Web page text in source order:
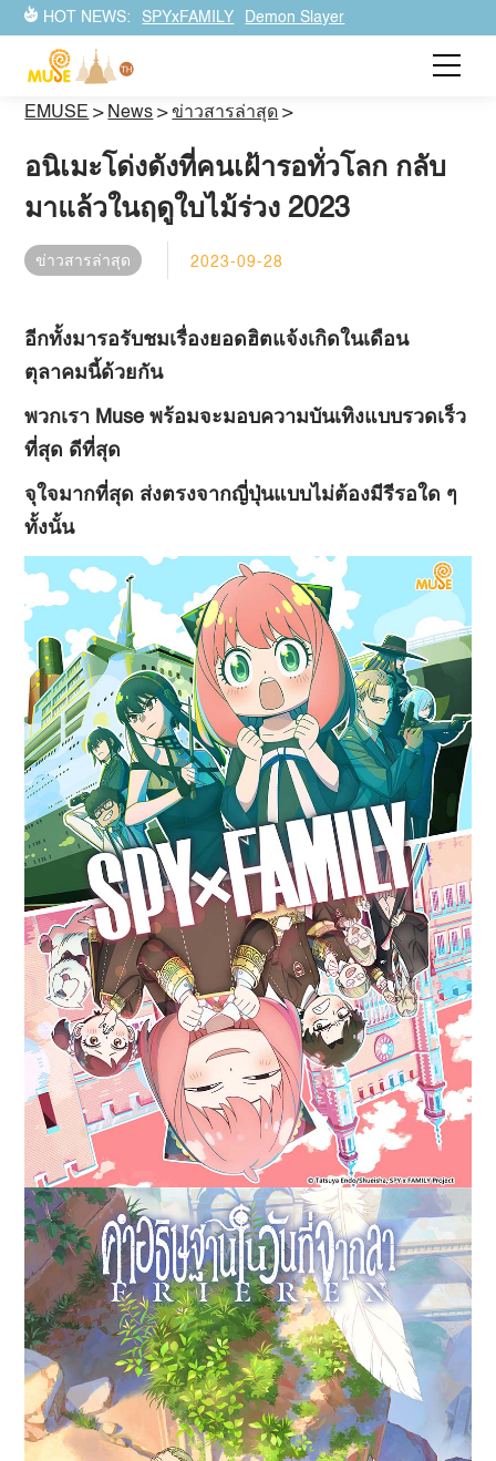
HOT NEWS: SPYxFAMILY Demon Slayer
EMUSE > News >ข่าวสารล่าสุด >
อนิเมะโด่งดังที่คนเฝ้ารอทั่วโลก กลับ
มาแล้วในฤดูใบไม้ร่วง2023
ข่าวสารล่าสุด 2023-09-28
อีกทั้งมารอรับชมเรื่องยอดฮิตแจ้งเกิดในเดือน
ตุลาคมนี้ด้วยกัน
พวกเรา Museพร้อมจะมอบความบันเทิงแบบรวดเร็ว
ที่สุด ดีที่สุด
จุใจมากที่สุด ส่งตรงจากญี่ปุ่นแบบไม่ต้องมีรีรอใด ๆ
ทั้งนั้น